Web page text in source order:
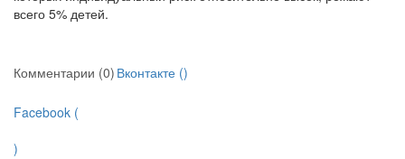
всего 5% детей.
Комментарии (0) Вконтакте ()
Facebook (
)